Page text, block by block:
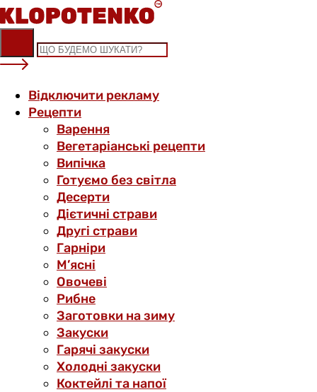
Skip
to
content
Відключити рекламу
Рецепти
Варення
Вегетаріанські рецепти
Випічка
Готуємо без світла
Десерти
Дієтичні страви
Другі страви
Гарніри
М’ясні
Овочеві
Рибне
Заготовки на зиму
Закуски
Гарячі закуски
Холодні закуски
Коктейлі та напої